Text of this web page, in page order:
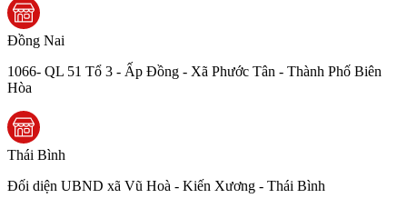
Đồng Nai
1066- QL 51 Tổ 3 - Ấp Đồng - Xã Phước Tân - Thành Phố Biên
Hòa
Thái Bình
Đối diện UBND xã Vũ Hoà - Kiến Xương - Thái Bình